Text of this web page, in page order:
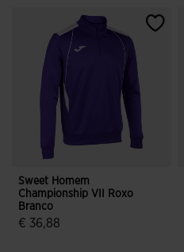
Sweet Homem
Championship VII Roxo
Branco
€ 36,88